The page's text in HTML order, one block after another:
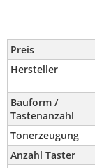
Preis
Hersteller
Bauform /
Tastenanzahl
Tonerzeugung
Anzahl Taster